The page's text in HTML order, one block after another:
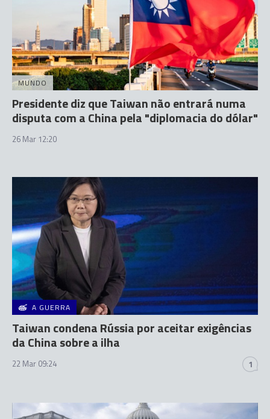
MUNDO
Presidente diz que Taiwan não entrará numa
disputa com a China pela "diplomacia do dólar"
26 Mar 12:20
A GUERRA
Taiwan condena Rússia por aceitar exigências
da China sobre a ilha
22 Mar 09:24 1